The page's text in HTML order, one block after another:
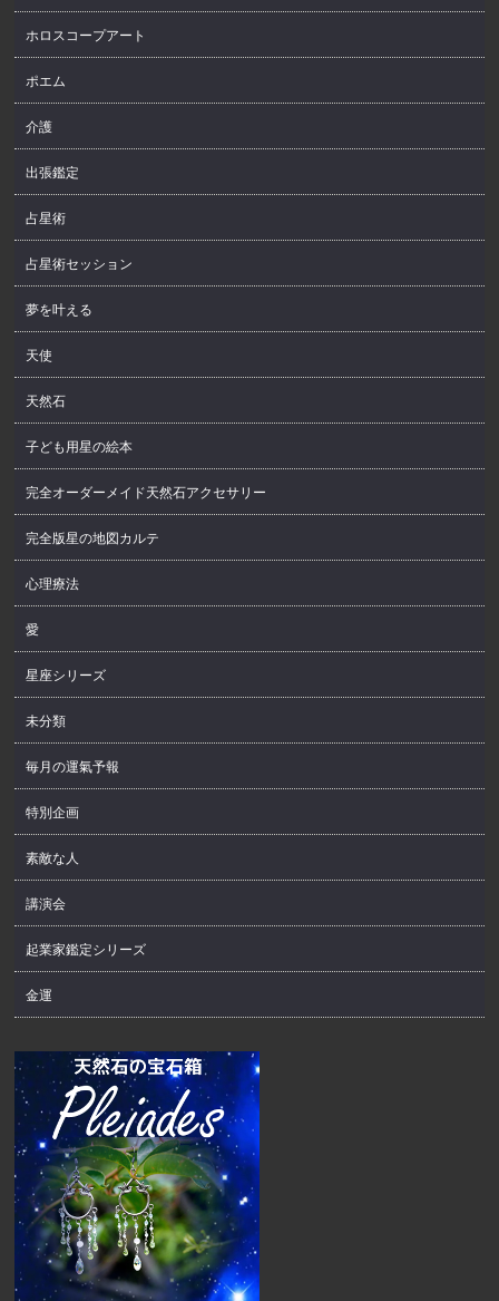
ホロスコープアート
ポエム
介護
出張鑑定
占星術
占星術セッション
夢を叶える
天使
天然石
子ども用星の絵本
完全オーダーメイド天然石アクセサリー
完全版星の地図カルテ
心理療法
愛
星座シリーズ
未分類
毎月の運氣予報
特別企画
素敵な人
講演会
起業家鑑定シリーズ
金運